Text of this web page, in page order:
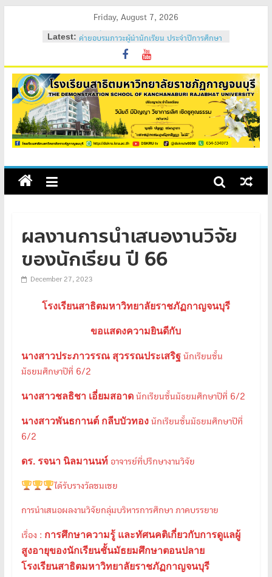
Friday, August 7, 2026
Latest: ค่ายอบรมภาวะผู้นำนักเรียน ประจำปีการศึกษา
วันสถาปนาโรงเรียนสาธิต 2569
ค่ายคุณธรรม จริยธรรม นักเรียนใหม่ 2569
ค่ายปรับพื้นฐานนักเรียนใหม่ 2569 (ม.1 และ
ม.4)
สถิตอยู่ในใจตราบนิรันดร์
ผลงานการนำเสนองานวิจัย
ของนักเรียน ปี 66
December 27, 2023
โรงเรียนสาธิตมหาวิทยาลัยราชภัฏกาญจนบุรี
ขอแสดงความยินดีกับ
นางสาวประภาวรรณ สุวรรณประเสริฐนักเรียนชั้น
มัธยมศึกษาปีที่ 6/2
นางสาวชลธิชา เอี่ยมสอาดนักเรียนชั้นมัธยมศึกษาปีที่ 6/2
นางสาวพันธกานต์ กลีบบัวทองนักเรียนชั้นมัธยมศึกษาปีที่
6/2
ดร. รจนา นิลมานนท์อาจารย์ที่ปรึกษางานวิจัย
ได้รับรางวัลชมเชย
การนำเสนอผลงานวิจัยกลุ่มบริหารการศึกษา ภาคบรรยาย
เรื่อง : การศึกษาความรู้ และทัศนคติเกี่ยวกับการดูแลผู้
สูงอายุของนักเรียนชั้นมัธยมศึกษาตอนปลาย
โรงเรียนสาธิตมหาวิทยาลัยราชภัฏกาญจนบุรี